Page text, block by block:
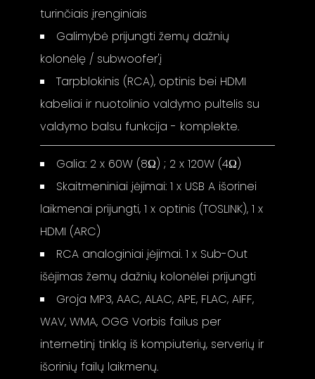
turinčiais įrenginiais
Galimybė prijungti žemų dažnių
kolonėlę / subwoofer'į
Tarpblokinis (RCA), optinis bei HDMI
kabeliai ir nuotolinio valdymo pultelis su
valdymo balsu funkcija - komplekte.
Galia: 2 x 60W (8Ω) ; 2 x 120W (4Ω)
Skaitmeniniai įėjimai: 1 x USB A išorinei
laikmenai prijungti, 1 x optinis (TOSLINK), 1 x
HDMI (ARC)
RCA analoginiai įėjimai. 1 x Sub-Out
išėjimas žemų dažnių kolonėlei prijungti
Groja MP3, AAC, ALAC, APE, FLAC, AIFF,
WAV, WMA, OGG Vorbis failus per
internetinį tinklą iš kompiuterių, serverių ir
išorinių failų laikmenų.